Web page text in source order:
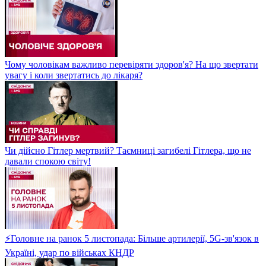
Чому чоловікам важливо перевіряти здоров'я? На що звертати
увагу і коли звертатись до лікаря?
Чи дійсно Гітлер мертвий? Таємниці загибелі Гітлера, що не
давали спокою світу!
⚡Головне на ранок 5 листопада: Більше артилерії, 5G-зв'язок в
Україні, удар по військах КНДР